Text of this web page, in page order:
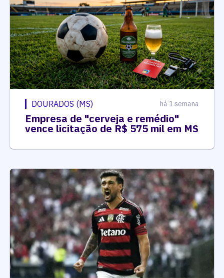
DOURADOS (MS) há 1 semana
Empresa de "cerveja e remédio"
vence licitação de R$ 575 mil em MS